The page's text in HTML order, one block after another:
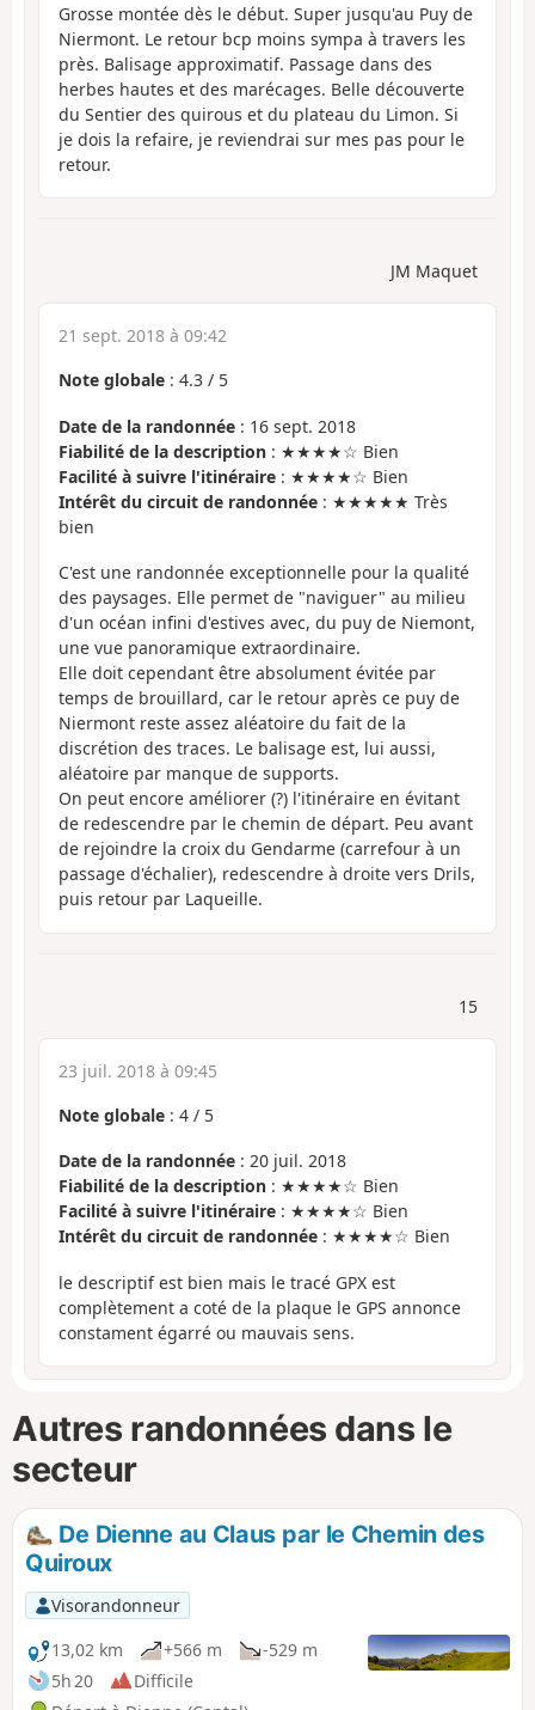
Grosse montée dès le début. Super jusqu'au Puy de
Niermont. Le retour bcp moins sympa à travers les
près. Balisage approximatif. Passage dans des
herbes hautes et des marécages. Belle découverte
du Sentier des quirous et du plateau du Limon. Si
je dois la refaire, je reviendrai sur mes pas pour le
retour.
JM Maquet
21 sept. 2018 à 09:42
Note globale : 4.3 / 5
Date de la randonnée : 16 sept. 2018
Fiabilité de la description : ★★★★☆ Bien
Facilité à suivre l'itinéraire : ★★★★☆ Bien
Intérêt du circuit de randonnée : ★★★★★ Très
bien
C'est une randonnée exceptionnelle pour la qualité
des paysages. Elle permet de "naviguer" au milieu
d'un océan infini d'estives avec, du puy de Niemont,
une vue panoramique extraordinaire.
Elle doit cependant être absolument évitée par
temps de brouillard, car le retour après ce puy de
Niermont reste assez aléatoire du fait de la
discrétion des traces. Le balisage est, lui aussi,
aléatoire par manque de supports.
On peut encore améliorer (?) l'itinéraire en évitant
de redescendre par le chemin de départ. Peu avant
de rejoindre la croix du Gendarme (carrefour à un
passage d'échalier), redescendre à droite vers Drils,
puis retour par Laqueille.
15
23 juil. 2018 à 09:45
Note globale : 4 / 5
Date de la randonnée : 20 juil. 2018
Fiabilité de la description : ★★★★☆ Bien
Facilité à suivre l'itinéraire : ★★★★☆ Bien
Intérêt du circuit de randonnée : ★★★★☆ Bien
le descriptif est bien mais le tracé GPX est
complètement a coté de la plaque le GPS annonce
constament égarré ou mauvais sens.
Autres randonnées dans le
secteur
De Dienne au Claus par le Chemin des
Quiroux
Visorandonneur
13,02 km
+566 m
-529 m
5h 20
Difficile